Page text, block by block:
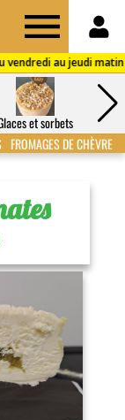
et sorbets
FROMAGES DE CHÈVRE